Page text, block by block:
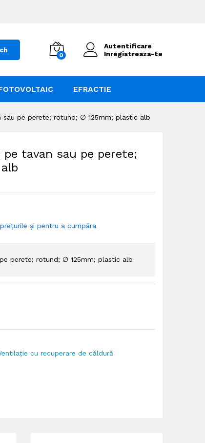
0
Autentificare
Inregistreaza-te
EFRACTIE
pe perete; rotund; ∅ 125mm; plastic alb
tavan sau pe perete;
și pentru a cumpăra
perete; rotund; ∅ 125mm; plastic alb
cu recuperare de căldură